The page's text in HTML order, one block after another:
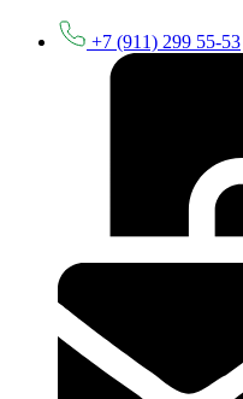
+7 (911) 299 55-53